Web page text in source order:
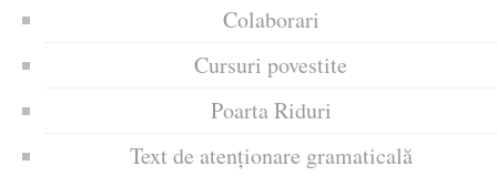
Colaborari
Cursuri povestite
Poarta Riduri
Text de atenționare gramaticală